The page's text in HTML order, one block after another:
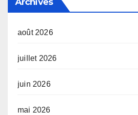
août 2026
juillet 2026
juin 2026
mai 2026